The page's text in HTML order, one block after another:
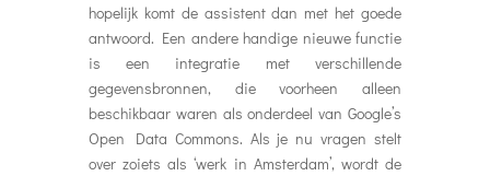
hopelijk komt de assistent dan met het goede
antwoord. Een andere handige nieuwe functie
is een integratie met verschillende
gegevensbronnen, die voorheen alleen
beschikbaar waren als onderdeel van Google’s
Open Data Commons. Als je nu vragen stelt
over zoiets als ‘werk in Amsterdam’, wordt de